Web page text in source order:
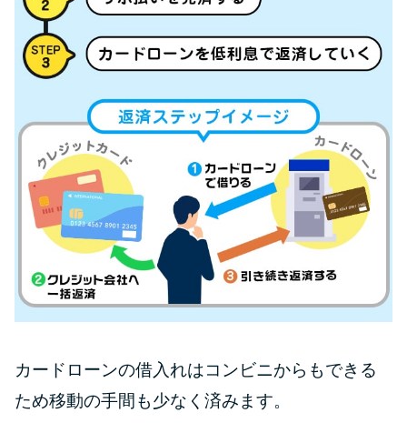
カードローンの借入れはコンビニからもできる
ため移動の手間も少なく済みます。